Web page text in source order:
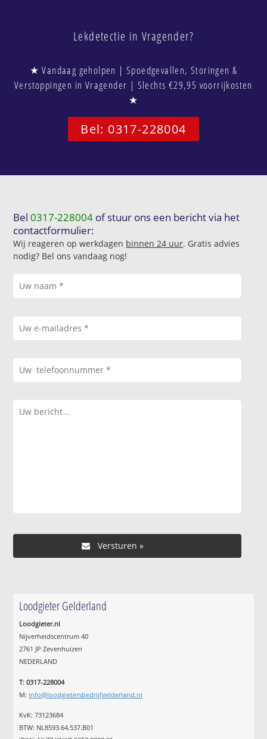
Lekdetectie in Vragender?
★ Vandaag geholpen | Spoedgevallen, Storingen &
Verstoppingen in Vragender | Slechts €29,95 voorrijkosten
★
Bel: 0317-228004
Bel0317-228004 of stuur ons een bericht via het
contactformulier:
Wij reageren op werkdagen binnen 24 uur. Gratis advies
nodig? Bel ons vandaag nog!
Loodgieter Gelderland
Loodgieter.nl
Nijverheidscentrum 40
2761 JP Zevenhuizen
NEDERLAND
T: 0317-228004
M: info@loodgietersbedrijfgelderland.nl
KvK: 73123684
BTW: NL8593.64.537.B01